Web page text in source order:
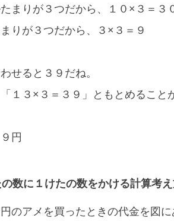
まりが３つだから、１０×３＝３
りが３つだから、３×３＝９
せると３９だね。
１３×３＝３９」ともとめること
円
の数に１けたの数をかける計算考
のアメを買ったときの代金を図